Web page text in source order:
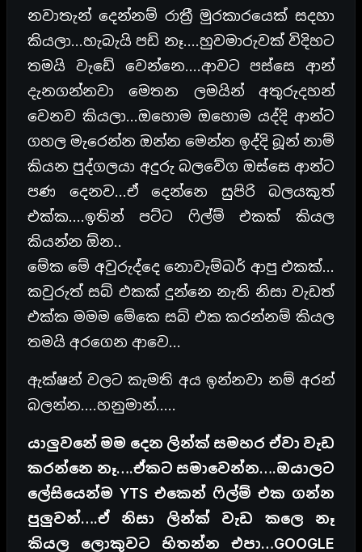
නවාතැන් දෙන්නම් රාත්‍රී මුරකාරයෙක් සදහා
කියලා…හැබැයි පඩි නෑ….හුවමාරුවක් විදිහට
තමයි වැඩේ වෙන්නෙ….ආවට පස්සෙ ආන්
දැනගන්නවා මෙතන ලමයින් අතුරුදහන්
වෙනව කියලා…ඔහොම ඔහොම යද්දි ආන්ට
ගහල මැරෙන්න ඔන්න මෙන්න ඉද්දි බූන් නාම්
කියන පුද්ගලයා අදුරු බලවේග ඔස්සෙ ආන්ට
පණ දෙනව…ඒ දෙන්නෙ සුපිරි බලයකුත්
එක්ක….ඉතින් පට්ට ෆිල්ම් එකක් කියල
කියන්න ඕන..
මේක මේ අවුරුද්දෙ නොවැම්බර් ආපු එකක්…
කවුරුත් සබ් එකක් දුන්නෙ නැති නිසා වැඩත්
එක්ක මමම මේකෙ සබ් එක කරන්නම් කියල
තමයි අරගෙන ආවෙ…
ඇක්ෂන් වලට කැමති අය ඉන්නවා නම් අරන්
බලන්න….හනුමාන්…..
යාලුවනේ මම දෙන ලින්ක් සමහර ඒවා වැඩ
කරන්නෙ නෑ….ඒකට සමාවෙන්න….ඔයාලට
ලේසියෙන්ම YTS එකෙන් ෆිල්ම් එක ගන්න
පුලුවන්….ඒ නිසා ලින්ක් වැඩ කලෙ නෑ
කියල ලොකුවට හිතන්න එපා…GOOGLE